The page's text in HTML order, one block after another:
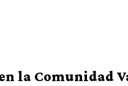
la Comunidad